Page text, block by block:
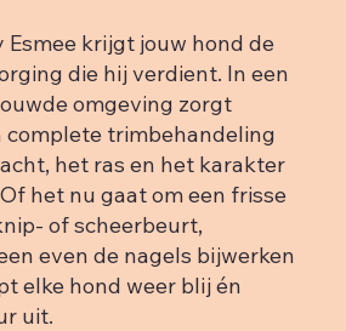
Esmee krijgt jouw hond de
die hij verdient. In een
omgeving zorgt
complete trimbehandeling
het ras en het karakter
het nu gaat om een frisse
of scheerbeurt,
even de nagels bijwerken
elke hond weer blij én
uit.